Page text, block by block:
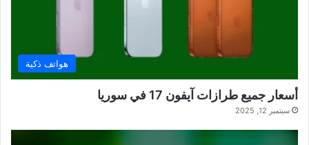
هواتف ذكية
أسعار جميع طرازات آيفون 17 في سوريا
سبتمبر 12, 2025